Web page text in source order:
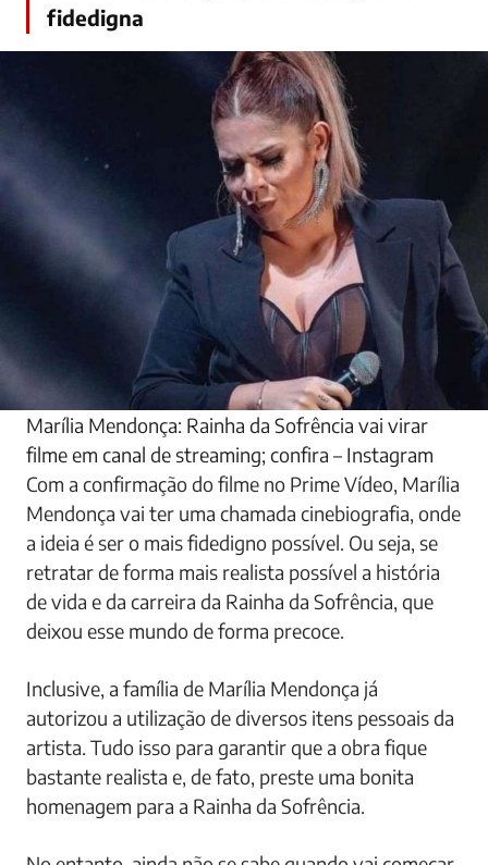
fidedigna
Marília Mendonça: Rainha da Sofrência vai virar
filme em canal de streaming; confira – Instagram
Com a confirmação do filme no Prime Vídeo, Marília
Mendonça vai ter uma chamada cinebiografia, onde
a ideia é ser o mais fidedigno possível. Ou seja, se
retratar de forma mais realista possível a história
de vida e da carreira da Rainha da Sofrência, que
deixou esse mundo de forma precoce.
Inclusive, a família de Marília Mendonça já
autorizou a utilização de diversos itens pessoais da
artista. Tudo isso para garantir que a obra fique
bastante realista e, de fato, preste uma bonita
homenagem para a Rainha da Sofrência.